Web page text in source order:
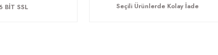
BİT SSL Seçili Ürünlerde Kolay İade